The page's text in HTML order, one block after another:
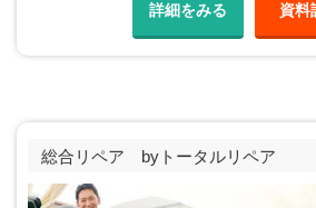
詳細をみる 資料
総合リペア byトータルリペア